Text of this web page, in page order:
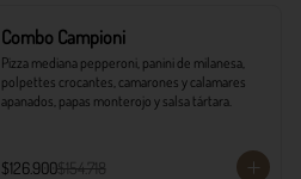
Combo Campioni
Pizza mediana pepperoni, panini de milanesa,
polpettes crocantes, camarones y calamares
apanados, papas monterojo y salsa tártara.
$126.900$154.718